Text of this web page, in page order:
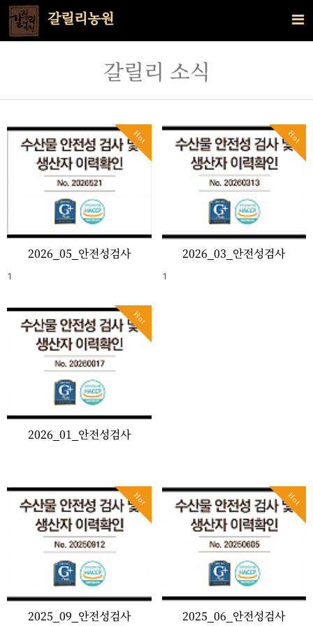
갈릴리농원
갈릴리 소식
Hot
2026_05_안전성검사
1
Hot
2026_03_안전성검사
1
Hot
2026_01_안전성검사
Hot
2025_09_안전성검사
Hot
2025_06_안전성검사